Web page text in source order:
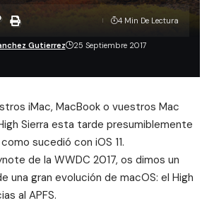
Gutierrez 25 Septiembre 2017
4 Min De Lectura
iMac, MacBook o vuestros Mac
Sierra esta tarde presumiblemente
sucedió con iOS 11.
de la WWDC 2017, os dimos un
una gran evolución de macOS: el High
al APFS.